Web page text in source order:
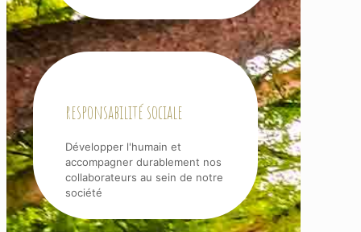
responsabilité sociale
Développer l'humain et
accompagner durablement nos
collaborateurs au sein de notre
société